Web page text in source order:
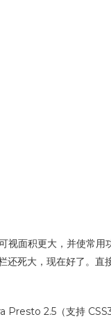
面积更大，并使常
死大，现在好了。直
2.5（支持